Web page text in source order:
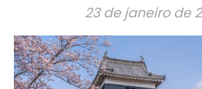
23 de janeiro de